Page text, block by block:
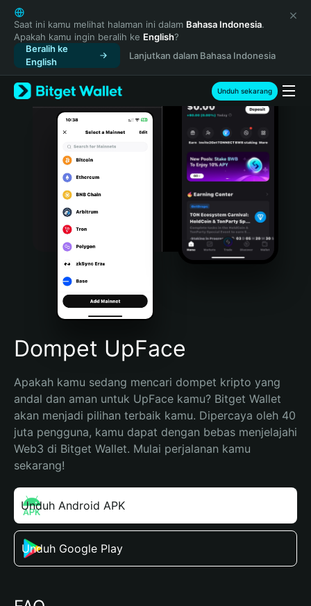
English
日本語
Tiếng Việt
Русский
Español (Latinoamérica)
Türkçe
Italiano
Português (Portugal)
Bahasa Indonesia
Português (Brasil)
Español (Argentina)
Saat ini kamu melihat halaman ini dalam Bahasa Indonesia.
Apakah kamu ingin beralih ke English?
Beralih ke
English
Lanjutkan dalam Bahasa Indonesia
Unduh sekarang
Dompet UpFace
Apakah kamu sedang mencari dompet kripto yang
andal dan aman untuk UpFace kamu? Bitget Wallet
akan menjadi pilihan terbaik kamu. Dipercaya oleh 40
juta pengguna, kamu dapat dengan bebas menjelajahi
Web3 di Bitget Wallet. Mulai perjalanan kamu
sekarang!
Unduh Android APK
Unduh Google Play